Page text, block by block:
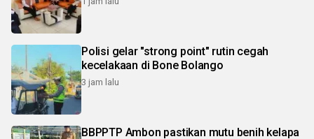
Polisi gelar "strong point" rutin cegah
kecelakaan di Bone Bolango
3 jam lalu
BBPPTP Ambon pastikan mutu benih kelapa